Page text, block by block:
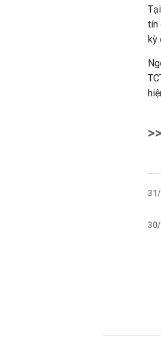
tín
kỳ
>>